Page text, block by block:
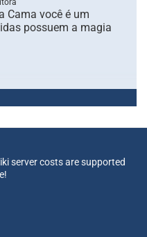
Cama você é um
possuem a magia
server costs are supported